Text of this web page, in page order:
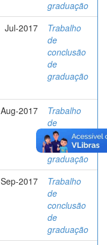
graduação
Jul-2017
Trabalho
de
conclusão
de
graduação
Aug-2017
Trabalho
de
conclusão
de
graduação
Sep-2017
Trabalho
de
conclusão
de
graduação